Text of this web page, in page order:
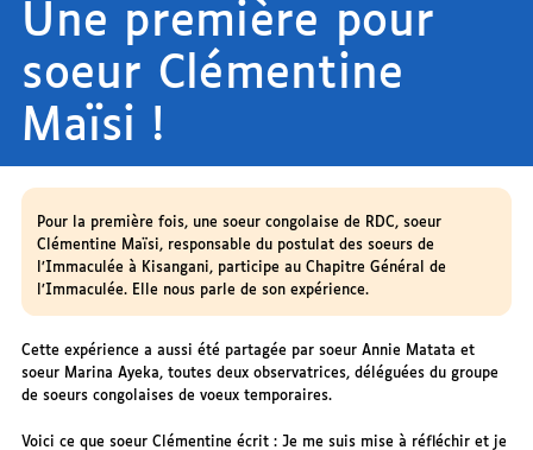
Une première pour
soeur Clémentine
Maïsi !
Pour la première fois, une soeur congolaise de RDC, soeur
Clémentine Maïsi, responsable du postulat des soeurs de
l’Immaculée à Kisangani, participe au Chapitre Général de
l’Immaculée. Elle nous parle de son expérience.
Cette expérience a aussi été partagée par soeur Annie Matata et
soeur Marina Ayeka, toutes deux observatrices, déléguées du groupe
de soeurs congolaises de voeux temporaires.
Voici ce que soeur Clémentine écrit : Je me suis mise à réfléchir et je